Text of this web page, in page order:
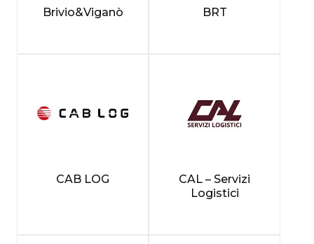
Brivio&Viganò BRT
CAB LOG
CAL – Servizi
Logistici